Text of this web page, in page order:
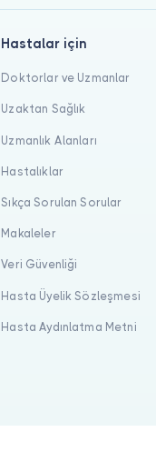
Hastalar için
Doktorlar ve Uzmanlar
Uzaktan Sağlık
Uzmanlık Alanları
Hastalıklar
Sıkça Sorulan Sorular
Makaleler
Veri Güvenliği
Hasta Üyelik Sözleşmesi
Hasta Aydınlatma Metni